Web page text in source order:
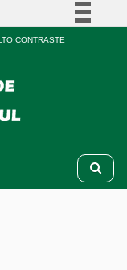
Participe
à informação
CONTRASTE